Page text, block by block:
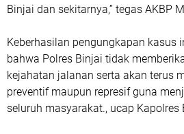
Binjai dan sekitarnya,” tegas AKBP
Keberhasilan pengungkapan kasus
bahwa Polres Binjai tidak
kejahatan jalanan serta akan terus
preventif maupun represif guna
seluruh masyarakat., ucap Kapolres